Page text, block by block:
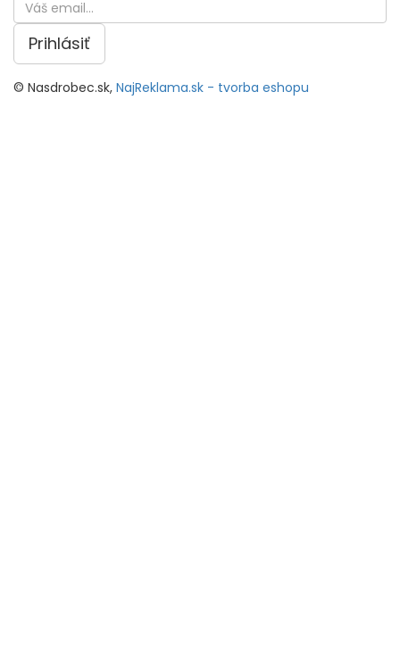
Prihlásiť
© Nasdrobec.sk, NajReklama.sk - tvorba eshopu